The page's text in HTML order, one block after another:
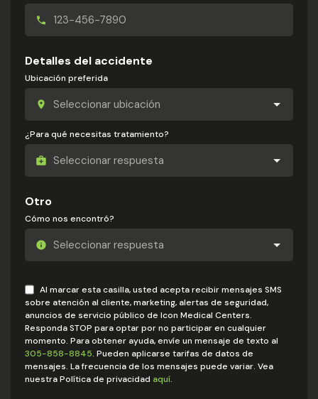
Detalles del accidente
Ubicación preferida
¿Para qué necesitas tratamiento?
Otro
Cómo nos encontró?
Al marcar esta casilla, usted acepta recibir mensajes SMS
sobre atención al cliente, marketing, alertas de seguridad,
anuncios de servicio público de Icon Medical Centers.
Responda STOP para optar por no participar en cualquier
momento. Para obtener ayuda, envíe un mensaje de texto al
305-858-8845. Pueden aplicarse tarifas de datos de
mensajes. La frecuencia de los mensajes puede variar. Vea
nuestra Política de privacidad aquí.